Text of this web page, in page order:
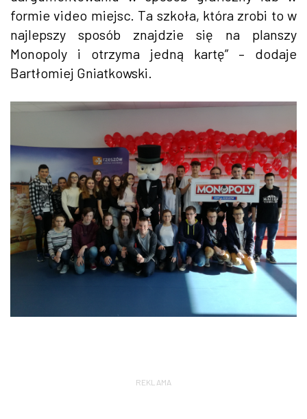
formie video miejsc. Ta szkoła, która zrobi to w
najlepszy sposób znajdzie się na planszy
Monopoly i otrzyma jedną kartę” – dodaje
Bartłomiej Gniatkowski.
REKLAMA